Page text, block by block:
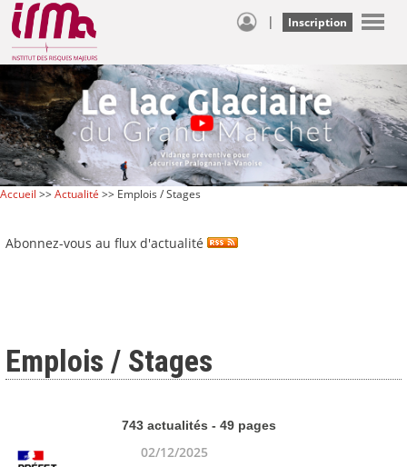
| Inscription
Accueil >>Actualité >> Emplois / Stages
Abonnez-vous au flux d'actualité
Emplois / Stages
743 actualités - 49 pages
02/12/2025